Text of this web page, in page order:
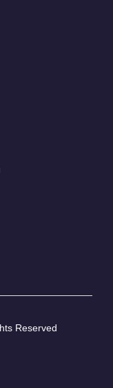
Reserved